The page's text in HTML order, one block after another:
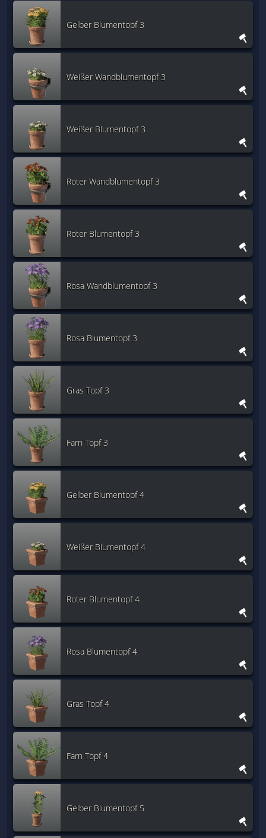
Gelber Blumentopf 3
Weißer Wandblumentopf 3
Weißer Blumentopf 3
Roter Wandblumentopf 3
Roter Blumentopf 3
Rosa Wandblumentopf 3
Rosa Blumentopf 3
Gras Topf 3
Farn Topf 3
Gelber Blumentopf 4
Weißer Blumentopf 4
Roter Blumentopf 4
Rosa Blumentopf 4
Gras Topf 4
Farn Topf 4
Gelber Blumentopf 5